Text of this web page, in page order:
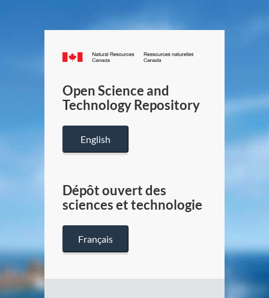
Canada.ca
/
Canada
Open Science and
Technology Repository
English
Dépôt ouvert des
sciences et technologie
Français